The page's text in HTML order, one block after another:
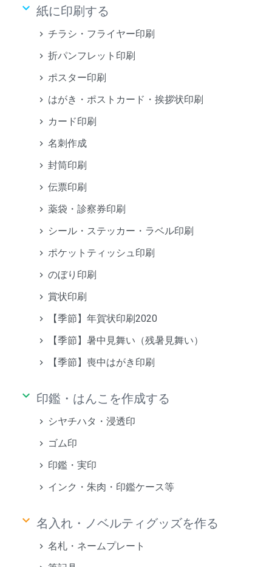
keyboard_arrow_down 紙に印刷する
チラシ・フライヤー印刷
折パンフレット印刷
ポスター印刷
はがき・ポストカード・挨拶状印刷
カード印刷
名刺作成
封筒印刷
伝票印刷
薬袋・診察券印刷
シール・ステッカー・ラベル印刷
ポケットティッシュ印刷
のぼり印刷
賞状印刷
【季節】年賀状印刷2020
【季節】暑中見舞い（残暑見舞い）
【季節】喪中はがき印刷
keyboard_arrow_down 印鑑・はんこを作成する
シヤチハタ・浸透印
ゴム印
印鑑・実印
インク・朱肉・印鑑ケース等
keyboard_arrow_down 名入れ・ノベルティグッズを作る
名札・ネームプレート